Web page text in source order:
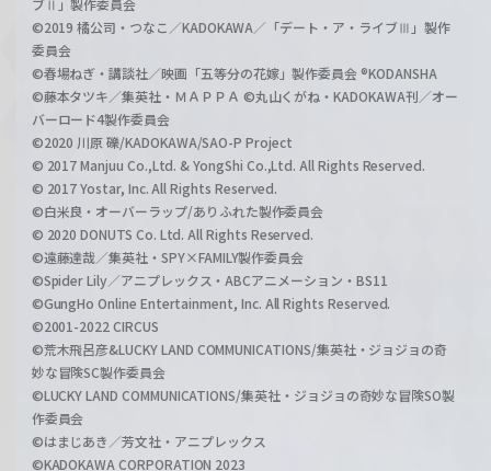
ブⅡ」製作委員会
©2019 橘公司・つなこ／KADOKAWA／「デート・ア・ライブⅢ」製作
委員会
©春場ねぎ・講談社／映画「五等分の花嫁」製作委員会 ®KODANSHA
©藤本タツキ／集英社・ＭＡＰＰＡ ©丸山くがね・KADOKAWA刊／オー
バーロード4製作委員会
©2020 川原 礫/KADOKAWA/SAO-P Project
© 2017 Manjuu Co.,Ltd. & YongShi Co.,Ltd. All Rights Reserved.
© 2017 Yostar, Inc. All Rights Reserved.
©白米良・オーバーラップ/ありふれた製作委員会
© 2020 DONUTS Co. Ltd. All Rights Reserved.
©遠藤達哉／集英社・SPY×FAMILY製作委員会
©Spider Lily／アニプレックス・ABCアニメーション・BS11
©GungHo Online Entertainment, Inc. All Rights Reserved.
©2001-2022 CIRCUS
©荒木飛呂彦&LUCKY LAND COMMUNICATIONS/集英社・ジョジョの奇
妙な冒険SC製作委員会
©LUCKY LAND COMMUNICATIONS/集英社・ジョジョの奇妙な冒険SO製
作委員会
©はまじあき／芳文社・アニプレックス
©KADOKAWA CORPORATION 2023